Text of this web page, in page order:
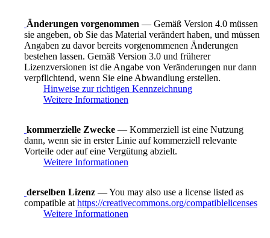
Änderungen vorgenommen — Gemäß Version 4.0 müssen
sie angeben, ob Sie das Material verändert haben, und müssen
Angaben zu davor bereits vorgenommenen Änderungen
bestehen lassen. Gemäß Version 3.0 und früherer
Lizenzversionen ist die Angabe von Veränderungen nur dann
verpflichtend, wenn Sie eine Abwandlung erstellen.
Hinweise zur richtigen Kennzeichnung
Weitere Informationen
kommerzielle Zwecke — Kommerziell ist eine Nutzung
dann, wenn sie in erster Linie auf kommerziell relevante
Vorteile oder auf eine Vergütung abzielt.
Weitere Informationen
derselben Lizenz — You may also use a license listed as
compatible at https://creativecommons.org/compatiblelicenses
Weitere Informationen